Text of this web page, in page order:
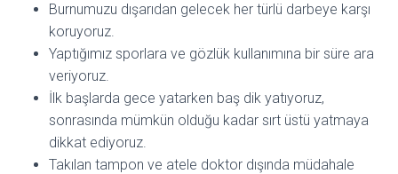
Burnumuzu dışarıdan gelecek her türlü darbeye karşı
koruyoruz.
Yaptığımız sporlara ve gözlük kullanımına bir süre ara
veriyoruz.
İlk başlarda gece yatarken baş dik yatıyoruz,
sonrasında mümkün olduğu kadar sırt üstü yatmaya
dikkat ediyoruz.
Takılan tampon ve atele doktor dışında müdahale